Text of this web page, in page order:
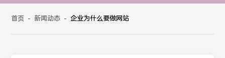
首页 - 新闻动态 - 企业为什么要做网站